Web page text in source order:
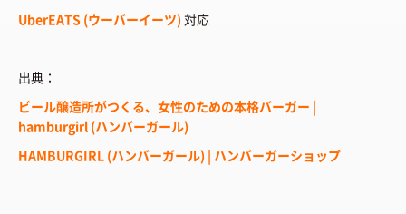
UberEATS (ウーバーイーツ) 対応
出典：
ビール醸造所がつくる、女性のための本格バーガー |
hamburgirl (ハンバーガール)
HAMBURGIRL (ハンバーガール) | ハンバーガーショップ